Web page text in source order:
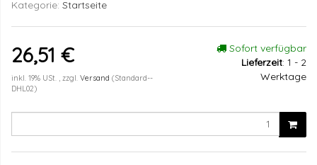
Kategorie: Startseite
26,51 €
inkl. 19% USt. , zzgl. Versand (Standard--
DHL02)
Sofort verfügbar
Lieferzeit: 1 - 2
Werktage